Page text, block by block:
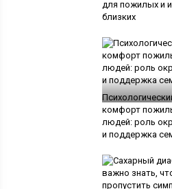
для пожилых и
близких
комфорт
людей: роль
и поддержка